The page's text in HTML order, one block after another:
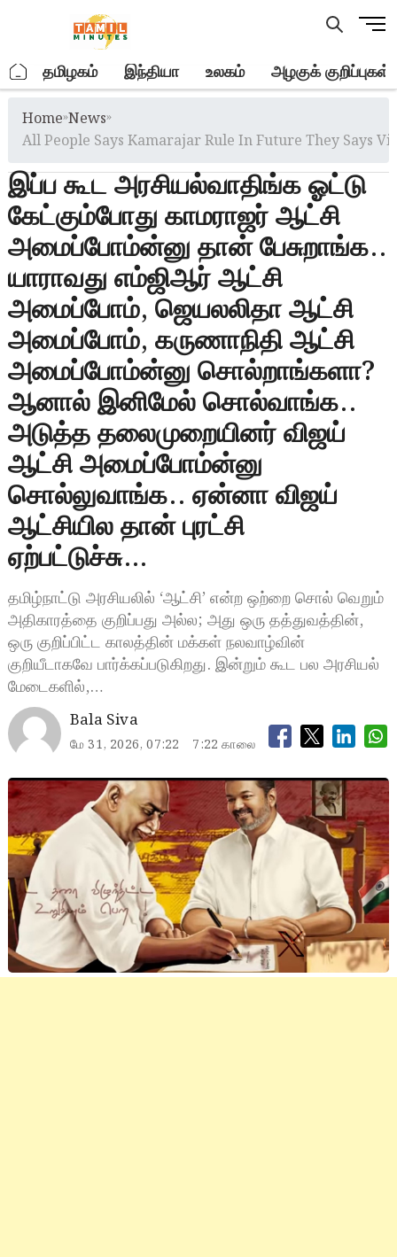
M
u
t
o
n
. தமிழகம் இந்தியா உலகம் அழகுக் குறிப்புகள்
Home»News»
All People Says Kamarajar Rule In Future They Says
இப்ப கூட அரசியல்வாதிங்க ஓட்டு
கேட்கும்போது காமராஜர் ஆட்சி
அமைப்போம்ன்னு தான் பேசுறாங்க..
யாராவது எம்ஜிஆர் ஆட்சி
அமைப்போம், ஜெயலலிதா ஆட்சி
அமைப்போம், கருணாநிதி ஆட்சி
அமைப்போம்ன்னு சொல்றாங்களா?
ஆனால் இனிமேல் சொல்வாங்க..
அடுத்த தலைமுறையினர் விஜய்
ஆட்சி அமைப்போம்ன்னு
சொல்லுவாங்க.. ஏன்னா விஜய்
ஆட்சியில தான் புரட்சி
ஏற்பட்டுச்சு…
தமிழ்நாட்டு அரசியலில் ‘ஆட்சி’ என்ற ஒற்றை சொல் வெறும்
அதிகாரத்தை குறிப்பது அல்ல; அது ஒரு தத்துவத்தின்,
ஒரு குறிப்பிட்ட காலத்தின் மக்கள் நலவாழ்வின்
குறியீடாகவே பார்க்கப்படுகிறது. இன்றும் கூட பல அரசியல்
மேடைகளில்,…
Bala Siva
மே 31, 2026, 07:22 7:22 காலை